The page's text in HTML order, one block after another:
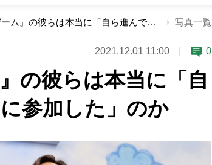
Netflix『イカゲーム』の彼らは本当に「自ら進んでデスゲームに参加した」のか 写真一覧
2021.12.01 11:00 0
の彼らは本当に「自
参加した」のか